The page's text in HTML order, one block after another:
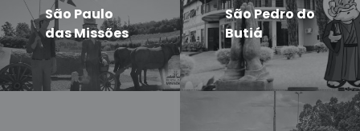
São Paulo
das Missões
São Pedro do
Butiá